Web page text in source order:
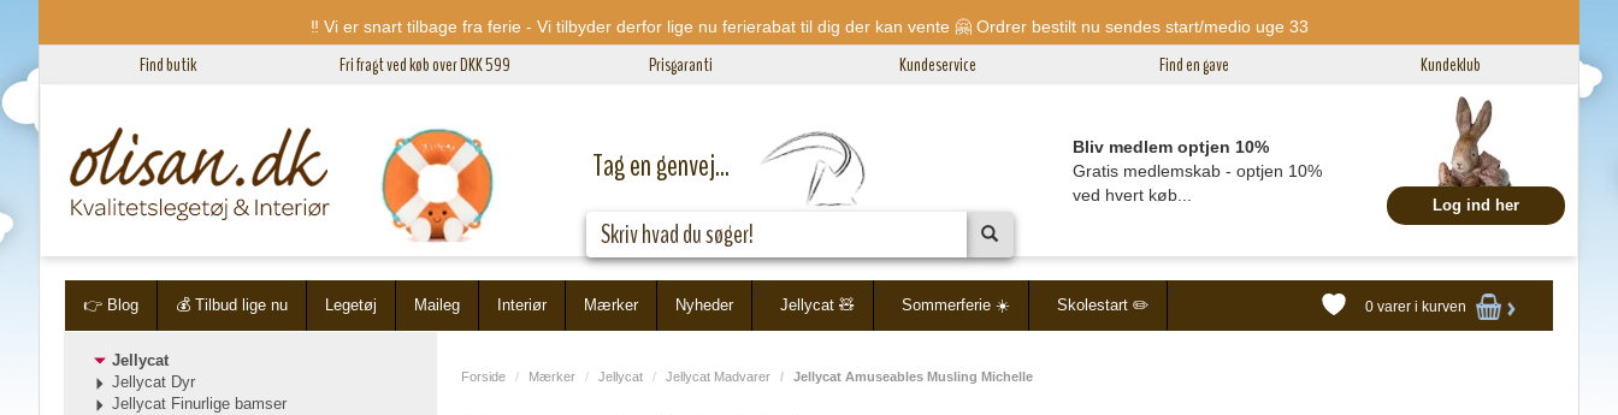
‼️ Vi er snart tilbage fra ferie - Vi tilbyder derfor lige nu ferierabat til dig der kan vente 🤗 Ordrer bestilt nu sendes start/medio uge 33
Find butik Fri fragt ved køb over DKK 599 Prisgaranti Kundeservice Find en gave Kundeklub
Tag en genvej...
Bliv medlem optjen 10%
Gratis medlemskab - optjen 10%
ved hvert køb...
Log ind her
👉 Blog 💰 Tilbud lige nu Legetøj Maileg Interiør Mærker Nyheder
>
Jellycat 🧸
>
Sommerferie ☀️
>
Skolestart ✏️
>
0 varer i kurven
Forside Mærker Jellycat Jellycat Madvarer Jellycat Amuseables Musling Michelle
Jellycat
Jellycat Dyr
Jellycat Finurlige bamser